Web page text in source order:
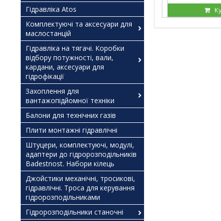
Гідравліка Atos
Комплектуючі та аксесуари для
маслостанцій
Гідравліка на тягачі. Коробки
відбору потужності, вали,
кардани, аксесуари для
гідрофікації
Захоплення для
вантажопідйомної техніки
Балони для технічних газів
Плити монтажні гідравлічні
Штуцери, комплектуючі, модулі,
адаптери до гідророзподільників
Badestnost. Набори кілець
Джойстики механічні, тросикові,
гідравлічні. Троса для керування
гідророзподільниками
Гідророзподільники станочні